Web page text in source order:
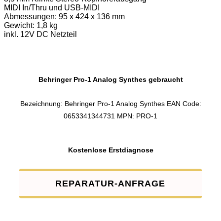
MIDI In/Thru und USB-MIDI
Abmessungen: 95 x 424 x 136 mm
Gewicht: 1,8 kg
inkl. 12V DC Netzteil
Behringer Pro-1 Analog Synthes gebraucht
Bezeichnung: Behringer Pro-1 Analog Synthes EAN Code:
0653341344731 MPN: PRO-1
Kostenlose Erstdiagnose
REPARATUR-ANFRAGE